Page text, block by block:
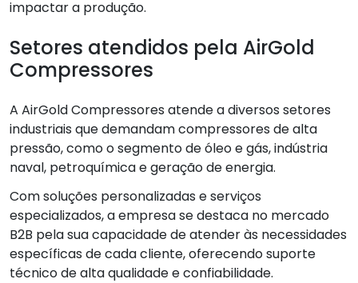
impactar a produção.
Setores atendidos pela AirGold
Compressores
A AirGold Compressores atende a diversos setores
industriais que demandam compressores de alta
pressão, como o segmento de óleo e gás, indústria
naval, petroquímica e geração de energia.
Com soluções personalizadas e serviços
especializados, a empresa se destaca no mercado
B2B pela sua capacidade de atender às necessidades
específicas de cada cliente, oferecendo suporte
técnico de alta qualidade e confiabilidade.